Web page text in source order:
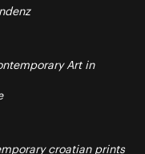
Art in
croatian prints